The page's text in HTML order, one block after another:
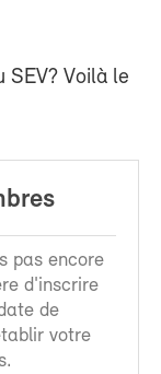
SEV? Voilà le
pas encore
d'inscrire
de
votre